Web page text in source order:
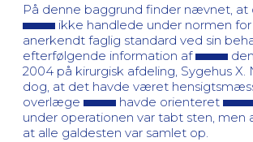
På denne baggrund finder nævnet,
ikke handlede under normen
anerkendt faglig standard ved sin
efterfølgende information af
2004 på kirurgisk afdeling, Sygehus
dog, at det havde været
overlæge
havde orienteret
under operationen var tabt sten, men
at alle galdesten var samlet op.